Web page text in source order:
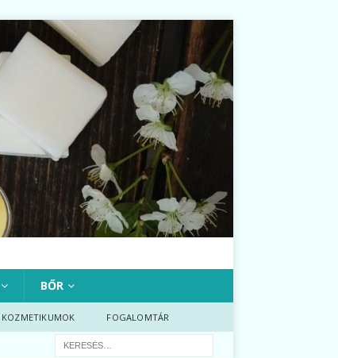
BŐR
KOZMETIKUMOK FOGALOMTÁR